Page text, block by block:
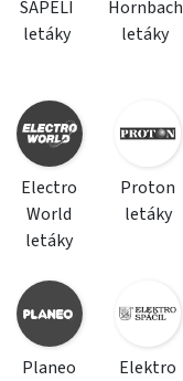
SAPELI
letáky
Hornbach
letáky
Electro
World
letáky
Proton
letáky
Planeo
Elektro